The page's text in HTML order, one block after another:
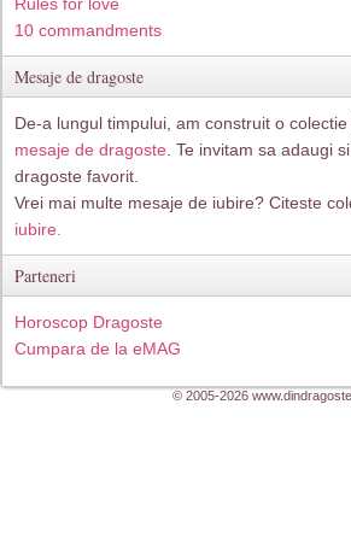
10 commandments
Mesaje de dragoste
De-a lungul timpului, am construit o
mesaje de dragoste . Te invitam sa adaugi
dragoste favorit.
Vrei mai multe mesaje de iubire? Citeste
iubire.
Parteneri
Horoscop Dragoste
Cumpara de la eMAG
© 2005-2026